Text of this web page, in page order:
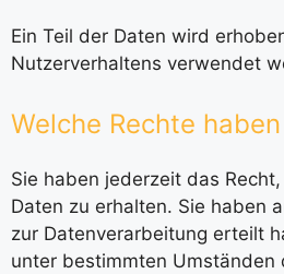
Ein Teil der Daten wird
Nutzerverhaltens verwendet
Welche Rechte
Sie haben jederzeit das
Daten zu erhalten. Sie haben
zur Datenverarbeitung erteilt
unter bestimmten Umständen